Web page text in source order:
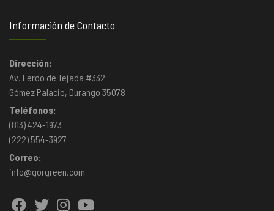
Información de Contacto
Dirección:
Av. Lerdo de Tejada #332
Gómez Palacio, Durango 35078
Teléfonos:
(813) 424-1973
(222) 554-3927
Correo:
info@gorgreen.com